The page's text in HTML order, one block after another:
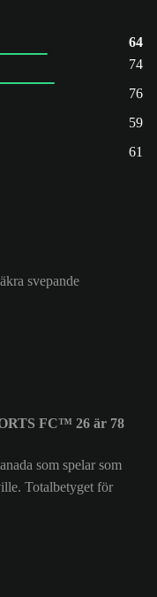
64
74
76
59
61
svepande
FC™ 26 är 78
som spelar som
Totalbetyget för